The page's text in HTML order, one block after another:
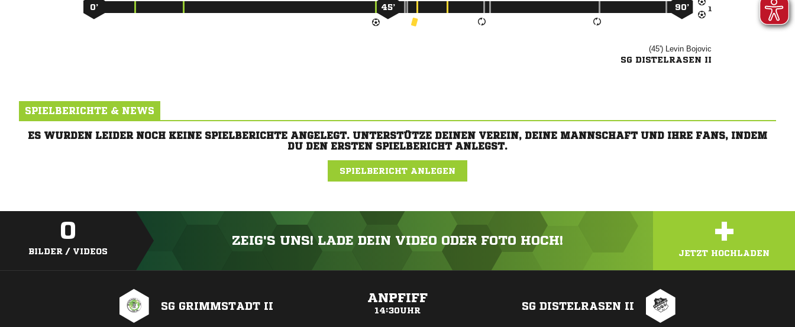

0’ 45’ 90’
(45')  
SG DISTELRASEN II
SPIELBERICHTE & NEWS
ES WURDEN LEIDER NOCH KEINE SPIELBERICHTE ANGELEGT. UNTERSTÜTZE DEINEN VEREIN, DEINE MANNSCHAFT UND IHRE FANS, INDEM
DU DEN ERSTEN SPIELBERICHT ANLEGST.
SPIELBERICHT ANLEGEN
0
BILDER / VIDEOS
ZEIG'S UNS! LADE DEIN VIDEO ODER FOTO HOCH! +
JETZT HOCHLADEN
SG GRIMMSTADT II
ANPFIFF
14:30UHR SG DISTELRASEN II